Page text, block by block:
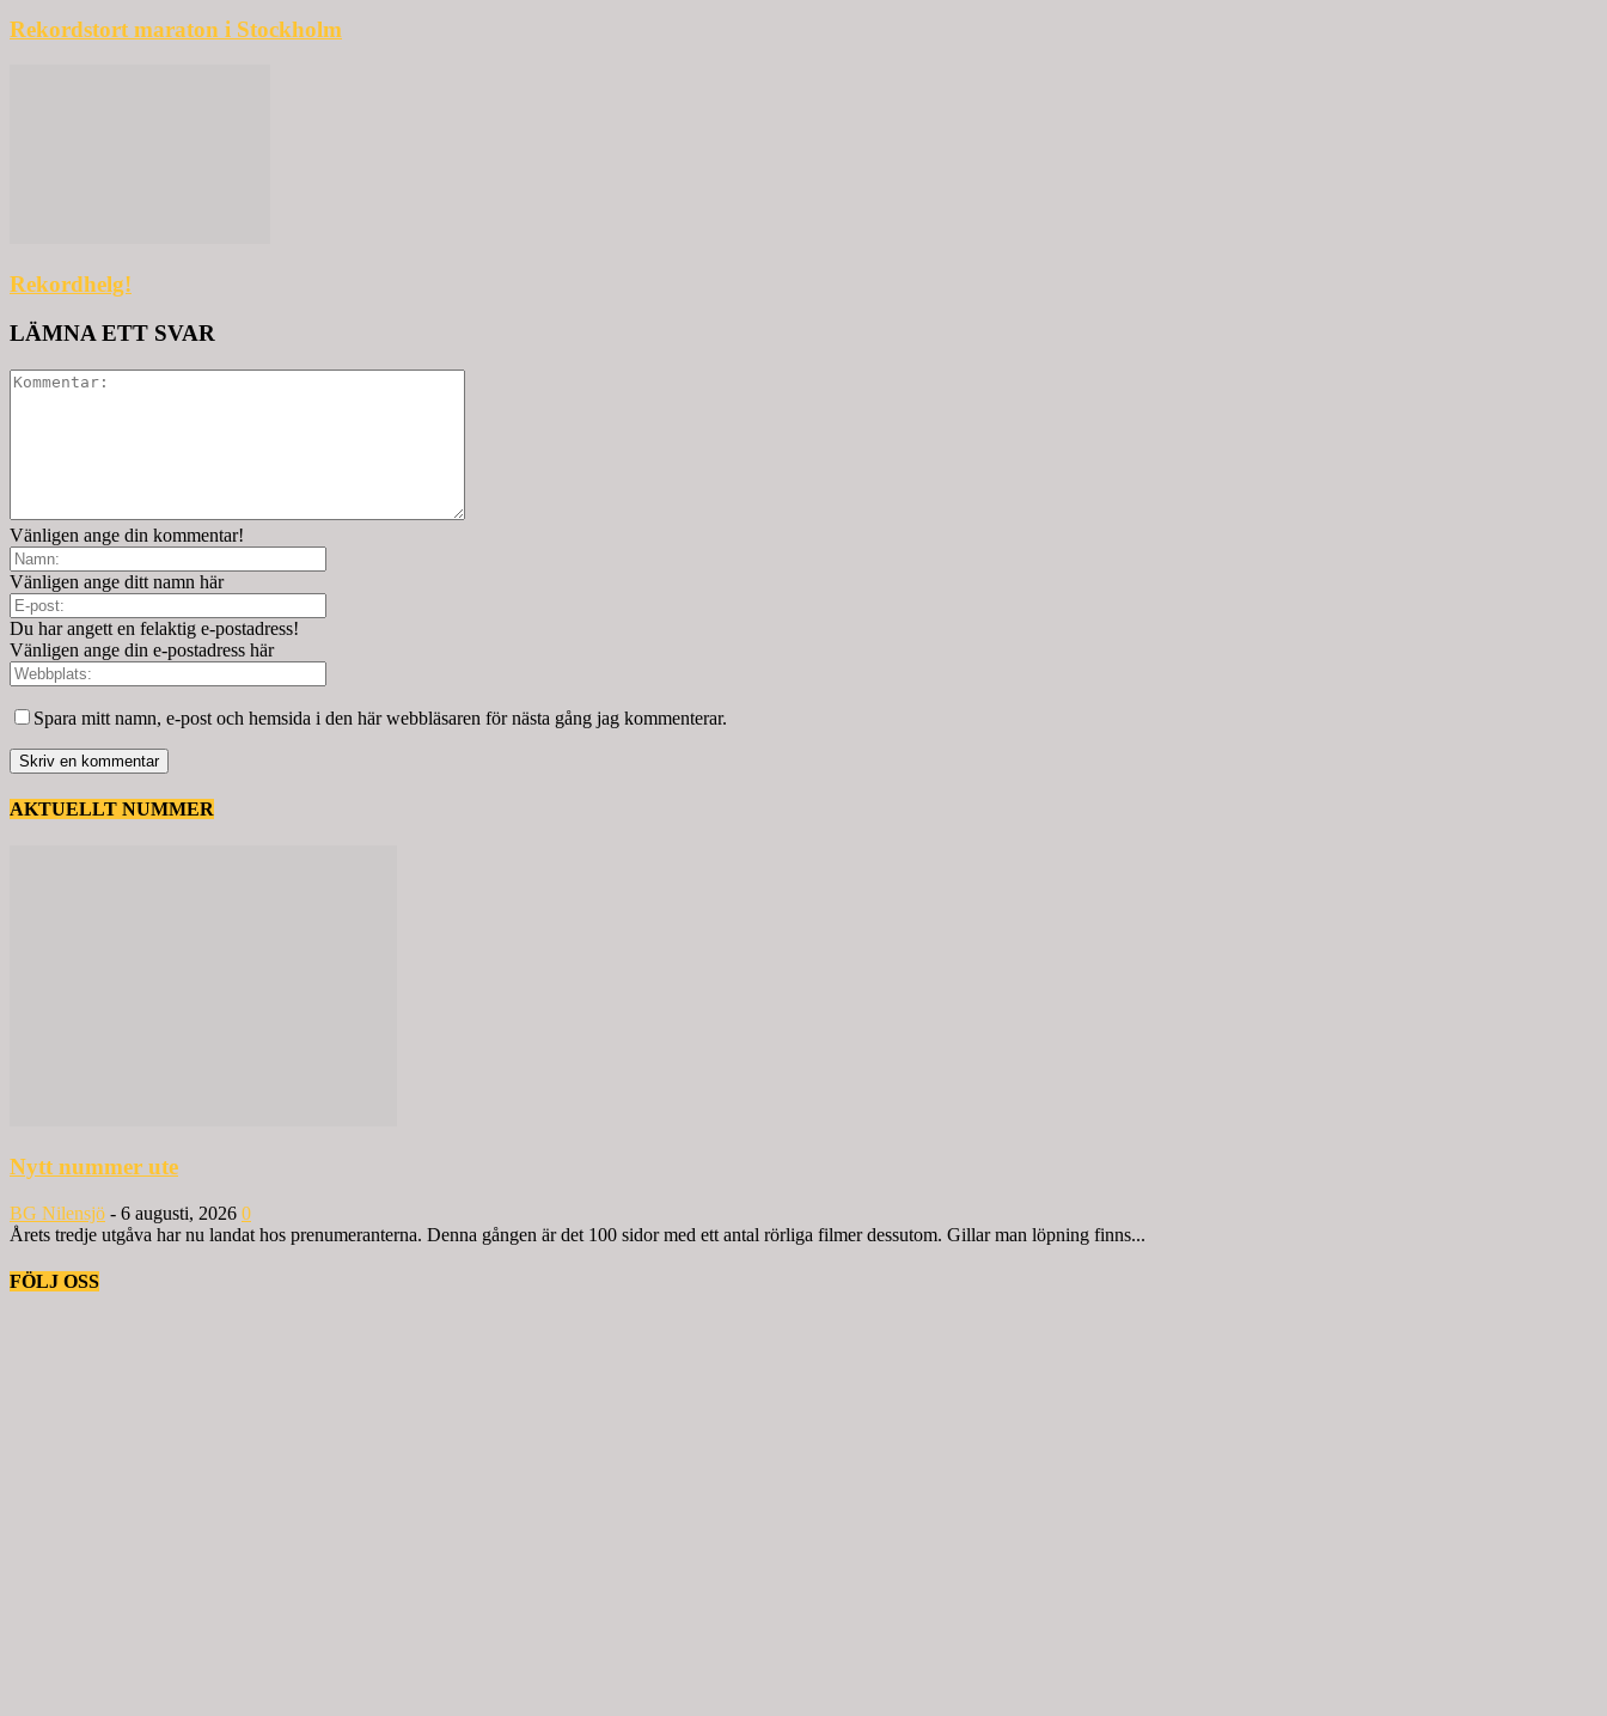
Rekordstort maraton i Stockholm
Rekordhelg!
LÄMNA ETT SVAR
Vänligen ange din kommentar!
Vänligen ange ditt namn här
Du har angett en felaktig e-postadress!
Vänligen ange din e-postadress här
Spara mitt namn, e-post och hemsida i den här webbläsaren för nästa gång jag kommenterar.
AKTUELLT NUMMER
Nytt nummer ute
BG Nilensjö - 6 augusti, 2026 0
Årets tredje utgåva har nu landat hos prenumeranterna. Denna gången är det 100 sidor med ett antal rörliga filmer dessutom. Gillar man löpning finns...
FÖLJ OSS